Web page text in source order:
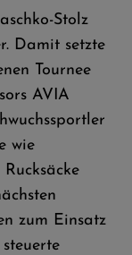
Stolz
Damit setzte
Tournee
AVIA
wie
zum Einsatz